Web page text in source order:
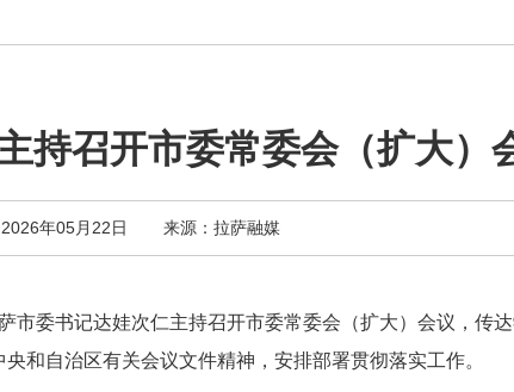
持召开市委常委会（扩大）
年05月22日 来源：拉萨融媒
市委书记达娃次仁主持召开市委常委会（扩大）会议，传
和自治区有关会议文件精神，安排部署贯彻落实工作。